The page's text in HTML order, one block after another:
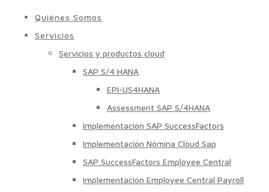
Quiénes Somos
Servicios
Servicios y productos cloud
SAP S/4 HANA
EPI-US4HANA
Assessment SAP S/4HANA
Implementación SAP SuccessFactors
Implementación Nómina Cloud Sap
SAP SuccessFactors Employee Central
Implementación Employee Central Payroll